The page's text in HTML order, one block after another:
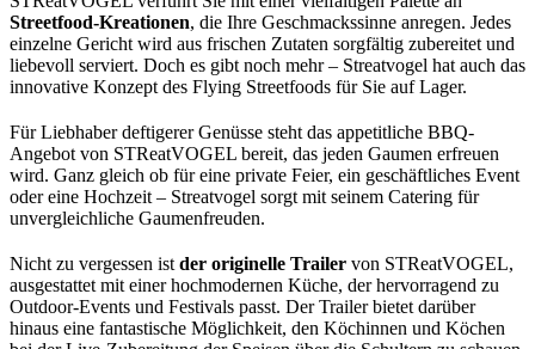
Streetfood-Kreationen, die Ihre Geschmackssinne anregen. Jedes
einzelne Gericht wird aus frischen Zutaten sorgfältig zubereitet und
liebevoll serviert. Doch es gibt noch mehr – Streatvogel hat auch das
innovative Konzept des Flying Streetfoods für Sie auf Lager.
Für Liebhaber deftigerer Genüsse steht das appetitliche BBQ-
Angebot von STReatVOGEL bereit, das jeden Gaumen erfreuen
wird. Ganz gleich ob für eine private Feier, ein geschäftliches Event
oder eine Hochzeit – Streatvogel sorgt mit seinem Catering für
unvergleichliche Gaumenfreuden.
Nicht zu vergessen ist der originelle Trailer von STReatVOGEL,
ausgestattet mit einer hochmodernen Küche, der hervorragend zu
Outdoor-Events und Festivals passt. Der Trailer bietet darüber
hinaus eine fantastische Möglichkeit, den Köchinnen und Köchen